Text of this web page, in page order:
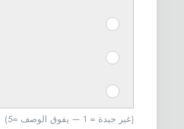
m
#
1
t
e
m
#
1
4
I
t
e
m
#
1
I
t
e
m
I
t
(5= غير جيدة = 1 — يفوق الوصف)